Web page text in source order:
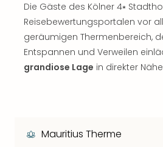
Die Gäste des Kölner 4⭑
Reisebewertungsportalen vor
geräumigen Thermenbereich,
Entspannen und Verweilen
grandiose Lage in direkter
Mauritius Therme